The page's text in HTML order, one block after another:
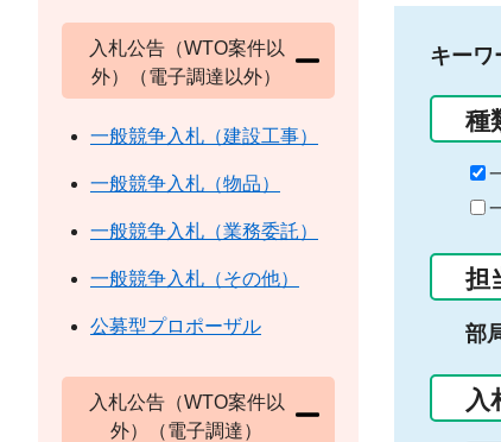
キーワ
種
担
部
入
入札公告（WTO案件以
外）（電子調達以外）
一般競争入札（建設工事）
一般競争入札（物品）
一般競争入札（業務委託）
一般競争入札（その他）
公募型プロポーザル
入札公告（WTO案件以
外）（電子調達）